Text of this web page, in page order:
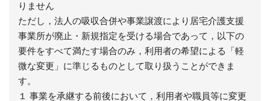
りません
ただし，法人の吸収合併や事業譲渡により居宅介護支援
事業所が廃止・新規指定を受ける場合であって，以下の
要件をすべて満たす場合のみ，利用者の希望による「軽
微な変更」に準じるものとして取り扱うことができま
す。
１ 事業を承継する前後において，利用者や職員等に変更